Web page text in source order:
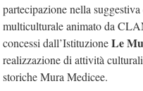
partecipazione nella
multiculturale animato da
concessi dall’IstituzioneLe
realizzazione di attività
storiche Mura Medicee.